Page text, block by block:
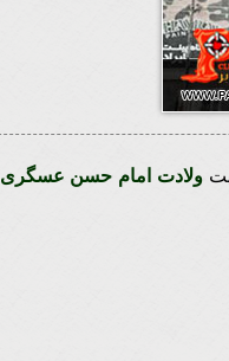
ولادت امام حسن عسگری